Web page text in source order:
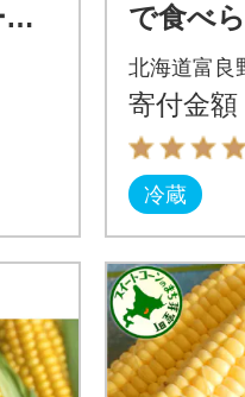
で食べ
ウロコ
ラッシ
北海道富良
寄付金額
冷蔵